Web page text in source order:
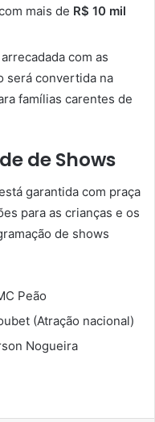
mais de R$ 10 mil
com as
será convertida na
famílias carentes de
de Shows
garantida com praça
para as crianças e os
de shows
Peão
(Atração nacional)
Nogueira